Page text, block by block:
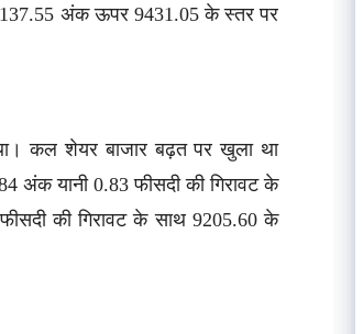
137.55 अंक ऊपर 9431.05 के स्तर पर
कल शेयर बाजार बढ़त पर खुला था
अंक यानी 0.83 फीसदी की गिरावट के
की गिरावट के साथ 9205.60 के